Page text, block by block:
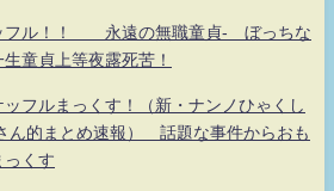
フル！！ 永遠の無職童貞- ぼっちな
童貞上等夜露死苦！
フルまっくす！（新・ナンノひゃくし
ん的まとめ速報） 話題な事件からおも
っくす